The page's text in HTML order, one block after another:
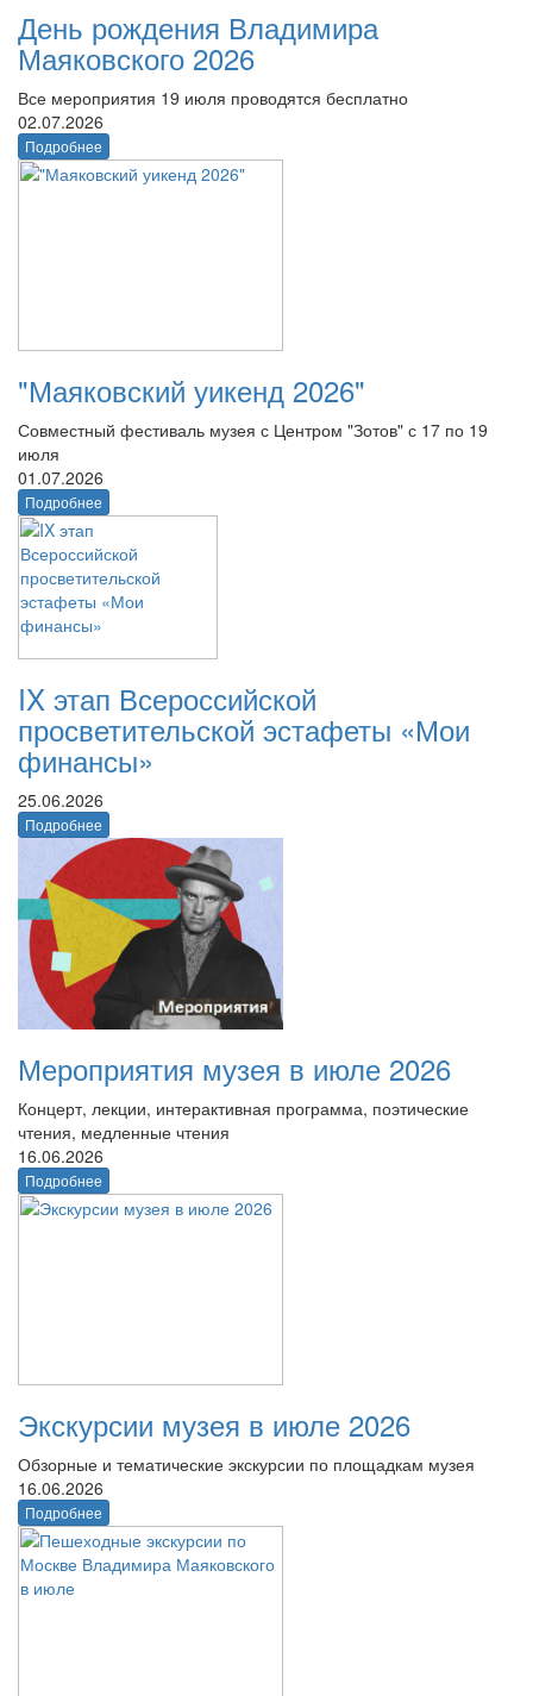
День рождения Владимира
Маяковского 2026
Все мероприятия 19 июля проводятся бесплатно
02.07.2026
Подробнее
"Маяковский уикенд 2026"
Совместный фестиваль музея с Центром "Зотов" с 17 по 19
июля
01.07.2026
Подробнее
IX этап Всероссийской
просветительской эстафеты «Мои
финансы»
25.06.2026
Подробнее
Мероприятия музея в июле 2026
Концерт, лекции, интерактивная программа, поэтические
чтения, медленные чтения
16.06.2026
Подробнее
Экскурсии музея в июле 2026
Обзорные и тематические экскурсии по площадкам музея
16.06.2026
Подробнее